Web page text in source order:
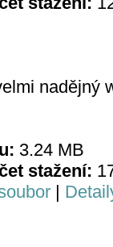
nadějný
3.24 MB
stažení:
|